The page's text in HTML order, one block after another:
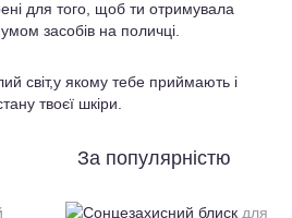
для того, щоб ти отримувала
засобів на поличці.
світ,у якому тебе приймають і
твоєї шкіри.
За популярністю